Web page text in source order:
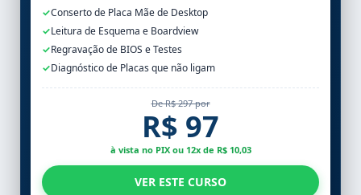
✓Conserto de Placa Mãe de Desktop
✓Leitura de Esquema e Boardview
✓Regravação de BIOS e Testes
✓Diagnóstico de Placas que não ligam
De R$ 297 por
R$ 97
à vista no PIX ou 12x de R$ 10,03
VER ESTE CURSO